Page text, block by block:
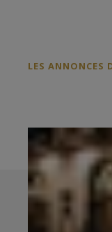
LES ANNONCES